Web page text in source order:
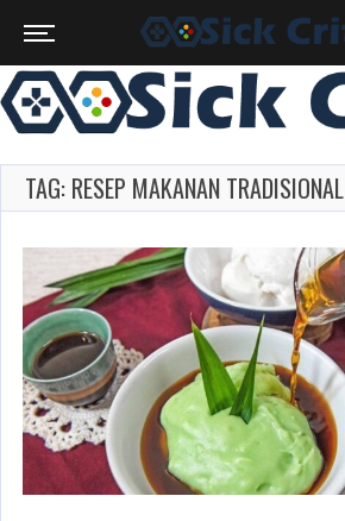
TAG: RESEP MAKANAN TRADISIONAL